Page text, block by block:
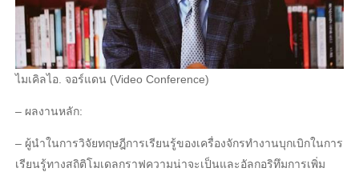
ไมเคิลไอ. จอร์แดน (Video Conference)
– ผลงานหลัก:
– ผู้นําในการวิจัยทฤษฎีการเรียนรู้ของเครื่องจักรทํางานบุกเบิกในการ
เรียนรู้ทางสถิติโมเดลกราฟความน่าจะเป็นและอัลกอริทึมการเพิ่ม